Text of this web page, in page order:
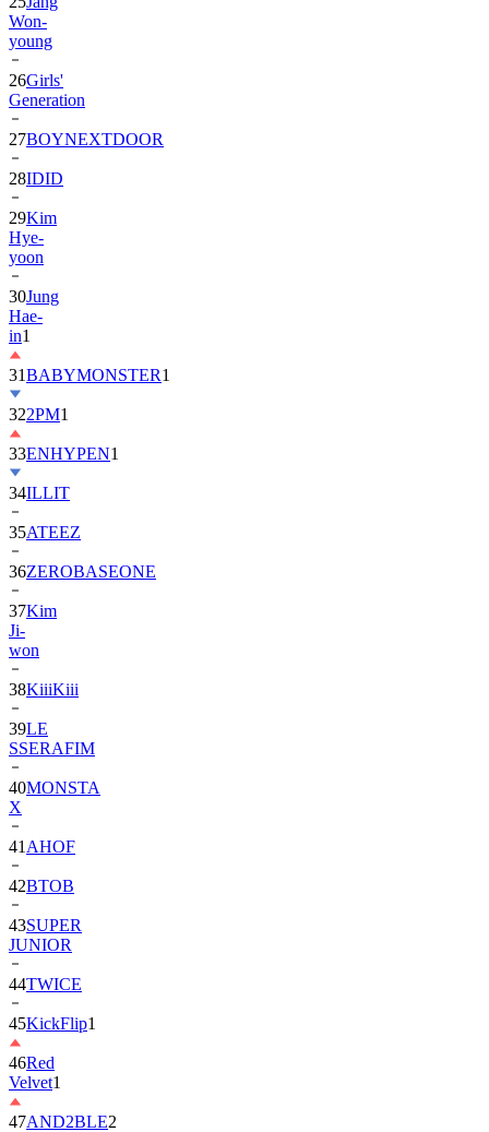
Won-
young
26Girls'
Generation
27BOYNEXTDOOR
28IDID
29Kim
Hye-
yoon
30Jung
Hae-
in1
31BABYMONSTER1
322PM1
33ENHYPEN1
34ILLIT
35ATEEZ
36ZEROBASEONE
37Kim
Ji-
won
38KiiiKiii
39LE
SSERAFIM
40MONSTA
X
41 AHOF
42BTOB
43SUPER
JUNIOR
44TWICE
45KickFlip1
46Red
Velvet1
47AND2BLE2